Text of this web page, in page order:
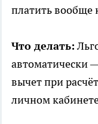
платить вообще
Что делать:
автоматически
вычет при
личном